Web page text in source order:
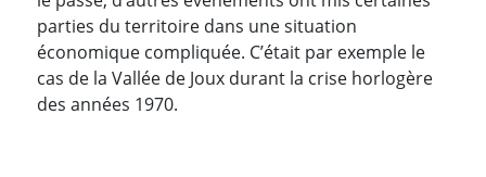
parties du territoire dans une situation
économique compliquée. C’était par exemple le
cas de la Vallée de Joux durant la crise horlogère
des années 1970.